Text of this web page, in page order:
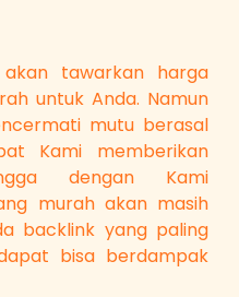
tawarkan harga
untuk Anda. Namun
mutu berasal
Kami memberikan
dengan Kami
murah akan masih
backlink yang paling
bisa berdampak